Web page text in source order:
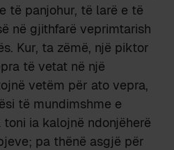
të panjohur, të larë e të
në gjithfarë veprimtarish
Kur, ta zëmë, një piktor
të vetat në një
vetëm për ato vepra,
të mundimshme e
ia kalojnë ndonjëherë
pa thënë asgjë për